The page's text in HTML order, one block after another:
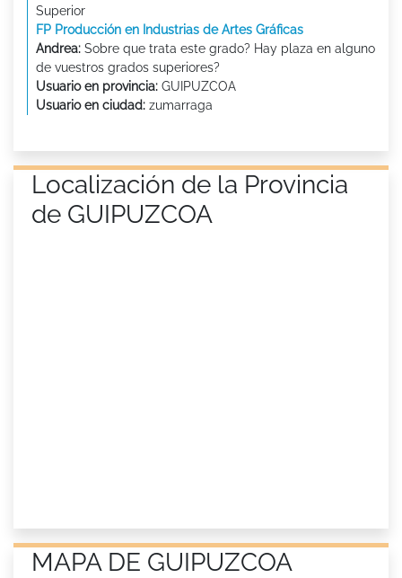
Superior
FP Producción en Industrias de Artes Gráficas
Andrea: Sobre que trata este grado? Hay plaza en alguno
de vuestros grados superiores?
Usuario en provincia: GUIPUZCOA
Usuario en ciudad: zumarraga
Localización de la Provincia
de GUIPUZCOA
MAPA DE GUIPUZCOA